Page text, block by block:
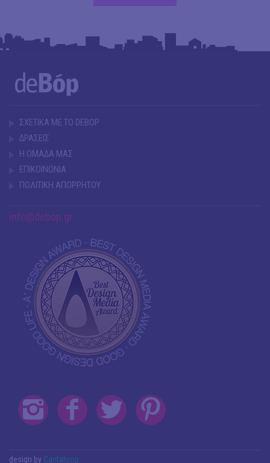
ΣΧΕΤΙΚΑ ΜΕ ΤΟ DEBOP
ΔΡΑΣΕΙΣ
Η ΟΜΑΔΑ ΜΑΣ
ΕΠΙΚΟΙΝΩΝΙΑ
ΠΟΛΙΤΙΚΗ ΑΠΟΡΡΗΤΟΥ
info@debop.gr
design by Cantaloop